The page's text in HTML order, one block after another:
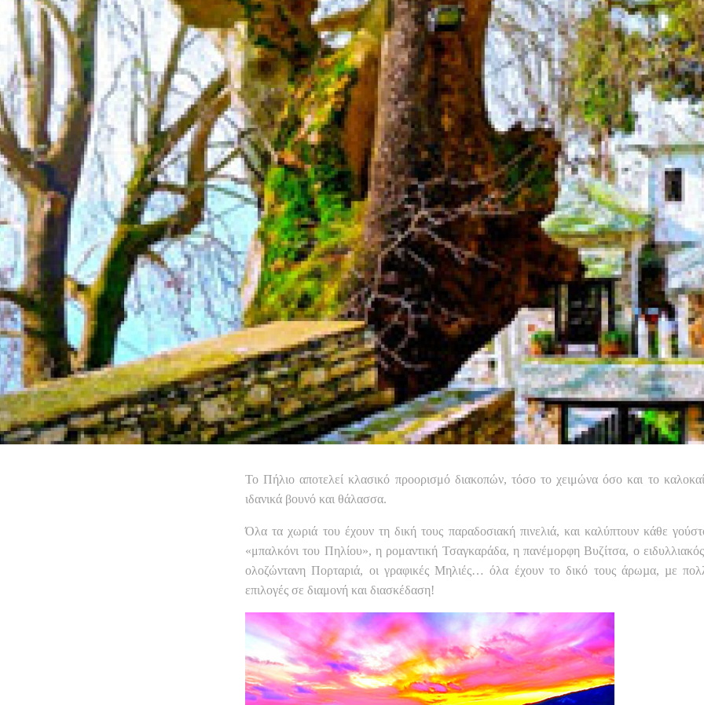
Το Πήλιο αποτελεί κλασικό προορισμό διακοπών, τόσο το χειμώνα όσο και το
ιδανικά βουνό και θάλασσα.
Όλα τα χωριά του έχουν τη δική τους παραδοσιακή πινελιά, και καλύπτουν κάθε
«μπαλκόνι του Πηλίου», η ρομαντική Τσαγκαράδα, η πανέμορφη Βυζίτσα, ο
ολοζώντανη Πορταριά, οι γραφικές Μηλιές… όλα έχουν το δικό τους άρωµα, µε
επιλογές σε διαμονή και διασκέδαση!